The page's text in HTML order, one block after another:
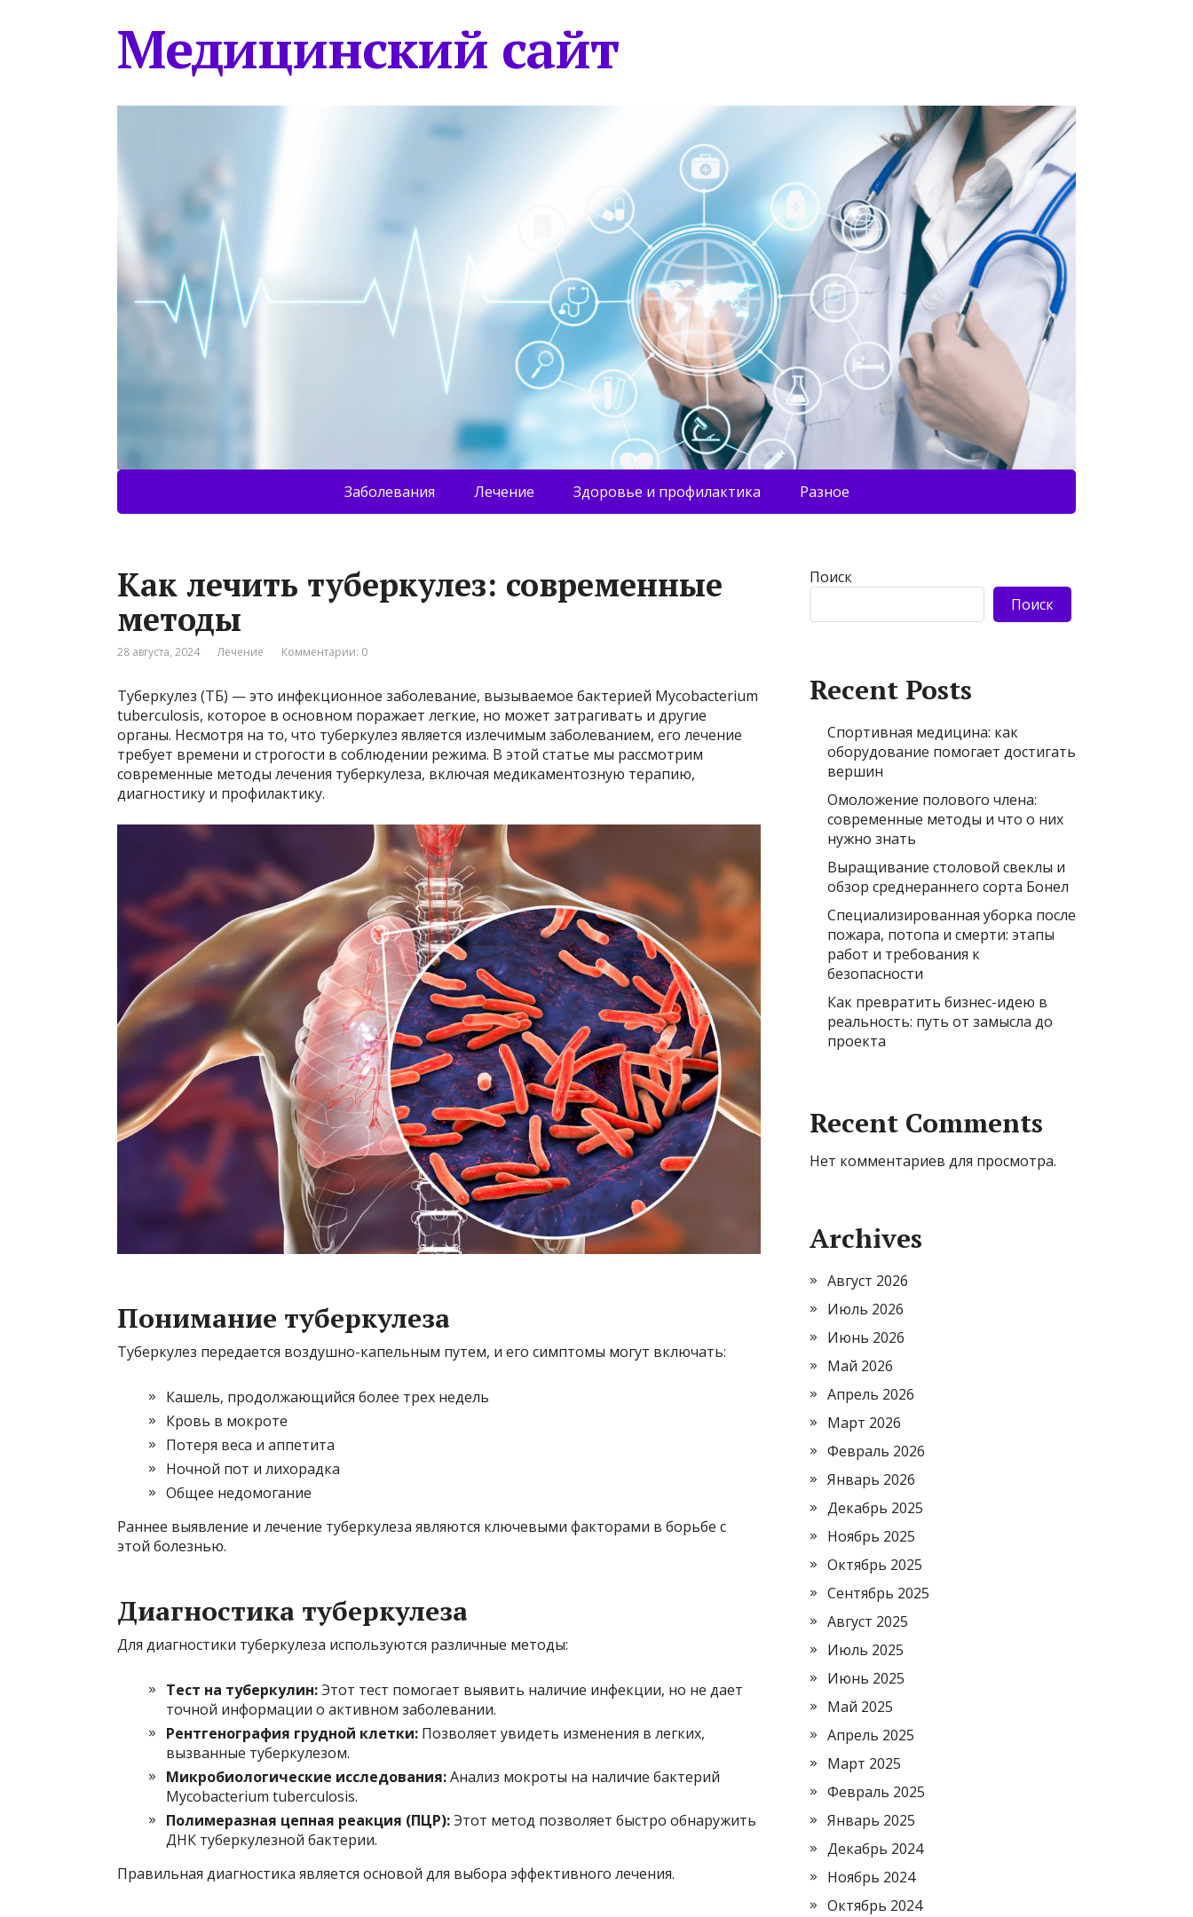
Медицинский сайт
Заболевания Лечение Здоровье и профилактика Разное
Как лечить туберкулез: современные
методы
28 августа, 2024 Лечение Комментарии: 0
Туберкулез (ТБ) — это инфекционное заболевание, вызываемое бактерией Mycobacterium
tuberculosis, которое в основном поражает легкие, но может затрагивать и другие
органы. Несмотря на то, что туберкулез является излечимым заболеванием, его лечение
требует времени и строгости в соблюдении режима. В этой статье мы рассмотрим
современные методы лечения туберкулеза, включая медикаментозную терапию,
диагностику и профилактику.
Понимание туберкулеза
Туберкулез передается воздушно-капельным путем, и его симптомы могут включать:
Кашель, продолжающийся более трех недель
Кровь в мокроте
Потеря веса и аппетита
Ночной пот и лихорадка
Общее недомогание
Раннее выявление и лечение туберкулеза являются ключевыми факторами в борьбе с
этой болезнью.
Диагностика туберкулеза
Для диагностики туберкулеза используются различные методы:
Тест на туберкулин:Этот тест помогает выявить наличие инфекции, но не дает
точной информации о активном заболевании.
Рентгенография грудной клетки: Позволяет увидеть изменения в легких,
вызванные туберкулезом.
Микробиологические исследования:Анализ мокроты на наличие бактерий
Mycobacterium tuberculosis.
Полимеразная цепная реакция (ПЦР):Этот метод позволяет быстро обнаружить
ДНК туберкулезной бактерии.
Правильная диагностика является основой для выбора эффективного лечения.
Поиск
Поиск
Recent Posts
Спортивная медицина: как
оборудование помогает достигать
вершин
Омоложение полового члена:
современные методы и что о них
нужно знать
Выращивание столовой свеклы и
обзор среднераннего сорта Бонел
Специализированная уборка после
пожара, потопа и смерти: этапы
работ и требования к
безопасности
Как превратить бизнес-идею в
реальность: путь от замысла до
проекта
Recent Comments
Нет комментариев для просмотра.
Archives
Август 2026
Июль 2026
Июнь 2026
Май 2026
Апрель 2026
Март 2026
Февраль 2026
Январь 2026
Декабрь 2025
Ноябрь 2025
Октябрь 2025
Сентябрь 2025
Август 2025
Июль 2025
Июнь 2025
Май 2025
Апрель 2025
Март 2025
Февраль 2025
Январь 2025
Декабрь 2024
Ноябрь 2024
Октябрь 2024